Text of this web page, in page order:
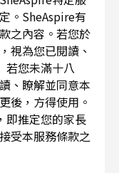
。SheAspire有
之內容。若您於
視為您已閱讀、
若您未滿十八
、瞭解並同意本
後，方得使用。
即推定您的家長
受本服務條款之